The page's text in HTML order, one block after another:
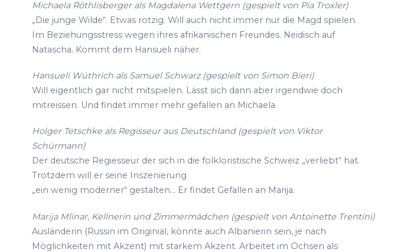
Michaela Röthlisberger als Magdalena Wettgern (gespielt von Pia Troxler)
„Die junge Wilde“. Etwas rotzig. Will auch nicht immer nur die Magd spielen.
Im Beziehungsstress wegen ihres afrikanischen Freundes. Neidisch auf
Natascha. Kommt dem Hansueli näher.
Hansueli Wüthrich als Samuel Schwarz (gespielt von Simon Bieri)
Will eigentlich gar nicht mitspielen. Lässt sich dann aber irgendwie doch
mitreissen. Und findet immer mehr gefallen an Michaela.
Holger Tetschke als Regisseur aus Deutschland (gespielt von Viktor
Schürmann)
Der deutsche Regiesseur der sich in die folkloristische Schweiz „verliebt“ hat.
Trotzdem will er seine Inszenierung
„ein wenig moderner“ gestalten... Er findet Gefallen an Marija.
Marija Mlinar, Kellnerin und Zimmermädchen (gespielt von Antoinette Trentini)
Ausländerin (Russin im Originial, könnte auch Albanierin sein, je nach
Möglichkeiten mit Akzent) mit starkem Akzent. Arbeitet im Ochsen als